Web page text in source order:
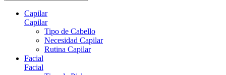
Capilar
Capilar
Tipo de Cabello
Necesidad Capilar
Rutina Capilar
Facial
Facial